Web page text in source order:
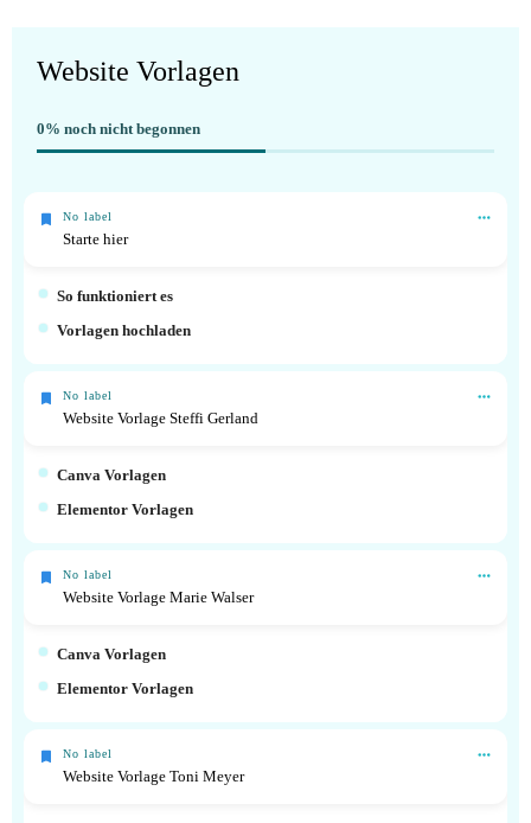
Website Vorlagen
0% noch nicht begonnen
No label
Starte hier
So funktioniert es
Vorlagen hochladen
No label
Website Vorlage Steffi Gerland
Canva Vorlagen
Elementor Vorlagen
No label
Website Vorlage Marie Walser
Canva Vorlagen
Elementor Vorlagen
No label
Website Vorlage Toni Meyer